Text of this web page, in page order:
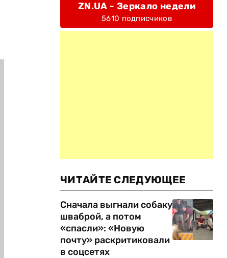
ZN.UA - Зеркало недели
5610 подписчиков
ЧИТАЙТЕ СЛЕДУЮЩЕЕ
Сначала выгнали собаку
шваброй, а потом
«спасли»: «Новую
почту» раскритиковали
в соцсетях